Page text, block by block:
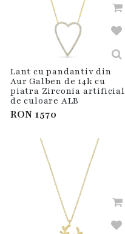
Lant cu pandantiv din
Aur Galben de 14k cu
piatra Zirconia artificial
de culoare ALB
RON1570